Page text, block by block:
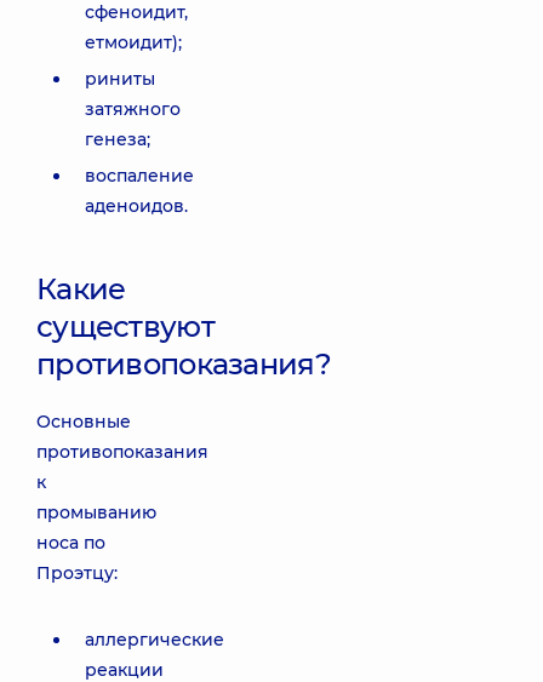
сфеноидит,
етмоидит);
риниты
затяжного
генеза;
воспаление
аденоидов.
Какие
существуют
противопоказания?
Основные
противопоказания
к
промыванию
носа по
Проэтцу:
аллергические
реакции